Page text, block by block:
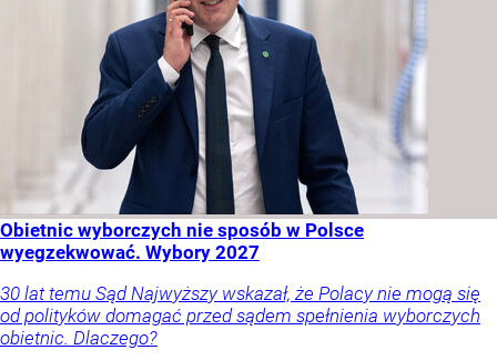
Obietnic wyborczych nie sposób w Polsce
wyegzekwować. Wybory 2027
30 lat temu Sąd Najwyższy wskazał, że Polacy nie mogą się
od polityków domagać przed sądem spełnienia wyborczych
obietnic. Dlaczego?